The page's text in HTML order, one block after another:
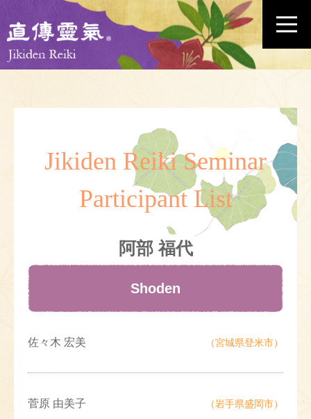
Jikiden Reiki Seminar
Participant List
阿部 福代
Shoden
佐々木 宏美 （宮城県登米市）
菅原 由美子 （岩手県盛岡市）